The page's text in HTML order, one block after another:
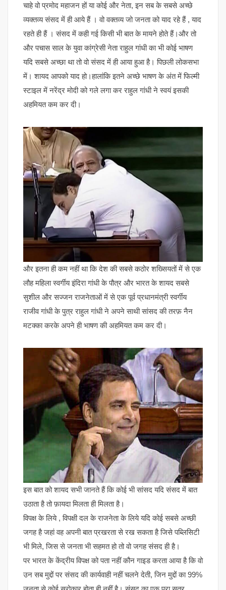
चाहे वो प्रमोद महाजन हों या कोई और नेता, इन सब के सबसे अच्छे
व्यक्तव्य संसद में ही आये हैं । वो वक्तव्य जो जनता को याद रहे हैं , याद
रहते ही हैं । संसद में कही गई किसी भी बात के मायने होते हैं।और तो
और पचास साल के युवा कांग्रेसी नेता राहुल गांधी का भी कोई भाषण
यदि सबसे अच्छा था तो वो संसद में ही आया हुआ है। पिछली लोकसभा
में। शायद आपको याद हो।हालांकि इतने अच्छे भाषण के अंत में फिल्मी
स्टाइल में नरेंद्र मोदी को गले लगा कर राहुल गांधी ने स्वयं इसकी
अहमियत कम कर दी।
और इतना ही कम नहीं था कि देश की सबसे कठोर शख्सियतों में से एक
लौह महिला स्वर्गीय इंदिरा गांधी के पौत्र और भारत के शायद सबसे
सुशील और सज्जन राजनेताओं में से एक पूर्व प्रधानमंत्री स्वर्गीय
राजीव गांधी के पुत्र राहुल गांधी ने अपने साथी सांसद की तरफ़ नैन
मटक्का करके अपने ही भाषण की अहमियत कम कर दी।
इस बात को शायद सभी जानते हैं कि कोई भी सांसद यदि संसद में बात
उठाता है तो फ़ायदा मिलता ही मिलता है।
विपक्ष के लिये , विपक्षी दल के राजनेता के लिये यदि कोई सबसे अच्छी
जगह है जहां वह अपनी बात प्रखरता से रख सकता है जिसे पब्लिसिटी
भी मिले, जिस से जनता भी सहमत हो तो वो जगह संसद ही है।
पर भारत के केंद्रीय विपक्ष को पता नहीं कौन गाइड करता आया है कि वो
उन सब मुद्दों पर संसद की कार्यवाही नहीं चलने देती, जिन मुद्दों का 99%